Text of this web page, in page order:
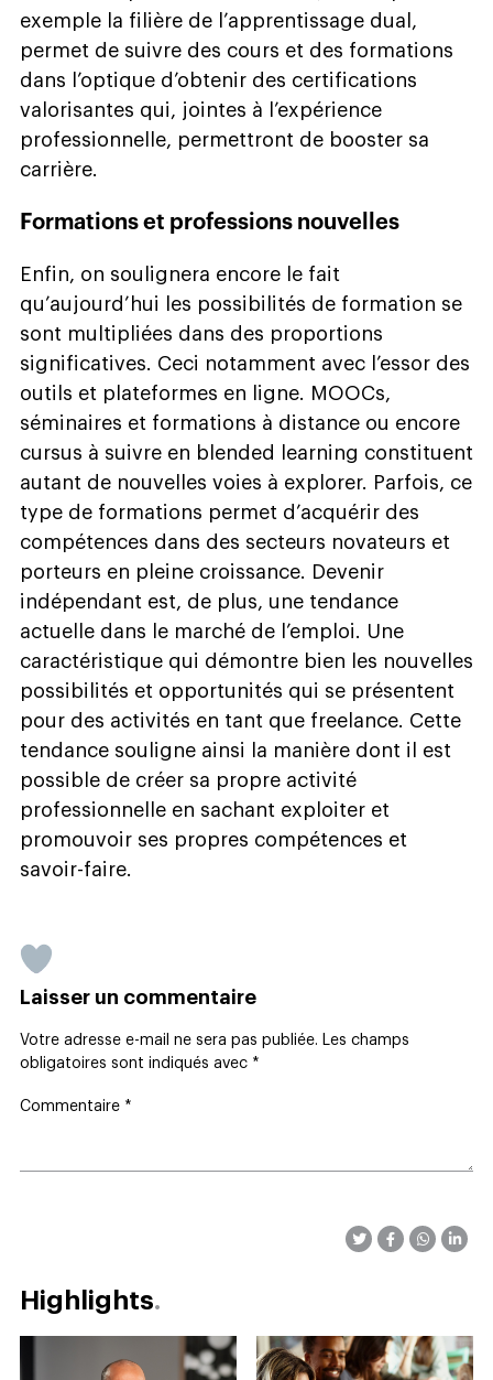
exemple la filière de l’apprentissage dual,
permet de suivre des cours et des formations
dans l’optique d’obtenir des certifications
valorisantes qui, jointes à l’expérience
professionnelle, permettront de booster sa
carrière.
Formations et professions nouvelles
Enfin, on soulignera encore le fait
qu’aujourd’hui les possibilités de formation se
sont multipliées dans des proportions
significatives. Ceci notamment avec l’essor des
outils et plateformes en ligne. MOOCs,
séminaires et formations à distance ou encore
cursus à suivre en blended learning constituent
autant de nouvelles voies à explorer. Parfois, ce
type de formations permet d’acquérir des
compétences dans des secteurs novateurs et
porteurs en pleine croissance. Devenir
indépendant est, de plus, une tendance
actuelle dans le marché de l’emploi. Une
caractéristique qui démontre bien les nouvelles
possibilités et opportunités qui se présentent
pour des activités en tant que freelance. Cette
tendance souligne ainsi la manière dont il est
possible de créer sa propre activité
professionnelle en sachant exploiter et
promouvoir ses propres compétences et
savoir-faire.
Laisser un commentaire
Votre adresse e-mail ne sera pas publiée. Les champs
obligatoires sont indiqués avec *
Commentaire *
Highlights